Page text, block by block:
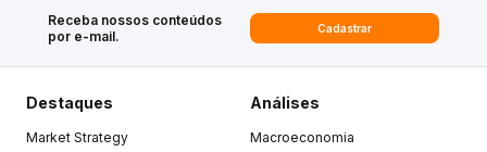
Receba nossos conteúdos
por e-mail.
Cadastrar
Destaques
Market Strategy
Análises
Macroeconomia